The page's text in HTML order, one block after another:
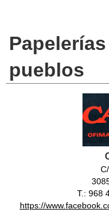
pueblos
T.: 968
https://